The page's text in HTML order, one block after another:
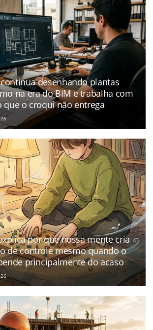
desenhando plantas
na era do BIM e trabalha com
que o croqui não entrega
por que nossa mente cria
de controle mesmo quando o
principalmente do acaso